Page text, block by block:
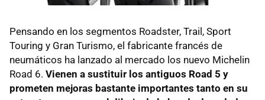
Pensando en los segmentos Roadster, Trail, Sport
Touring y Gran Turismo, el fabricante francés de
neumáticos ha lanzado al mercado los nuevo Michelin
Road 6. Vienen a sustituir los antiguos Road 5 y
prometen mejoras bastante importantes tanto en su